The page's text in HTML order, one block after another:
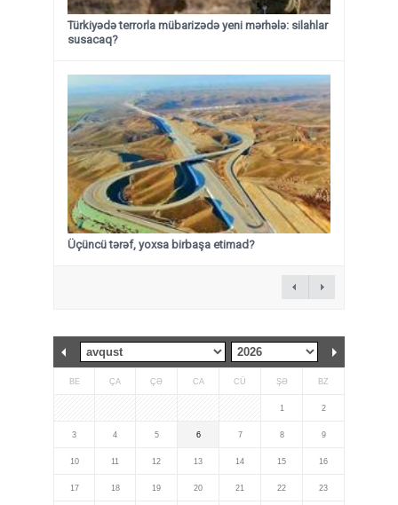
Türkiyədə terrorla mübarizədə yeni mərhələ: silahlar
susacaq?
Üçüncü tərəf, yoxsa birbaşa etimad?
BE ÇA ÇƏ CA CÜ ŞƏ BZ
1 2
3 4 5 6 7 8 9
10 11 12 13 14 15 16
17 18 19 20 21 22 23